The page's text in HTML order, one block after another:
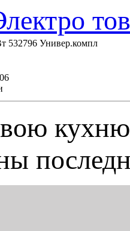
532796 Универ.компл